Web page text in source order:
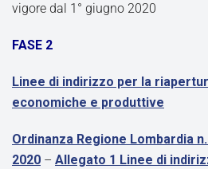
vigore dal 1° giugno 2020
FASE 2
Linee di indirizzo per la
economiche e produttive
Ordinanza Regione Lombardia
2020 – Allegato 1 Linee di